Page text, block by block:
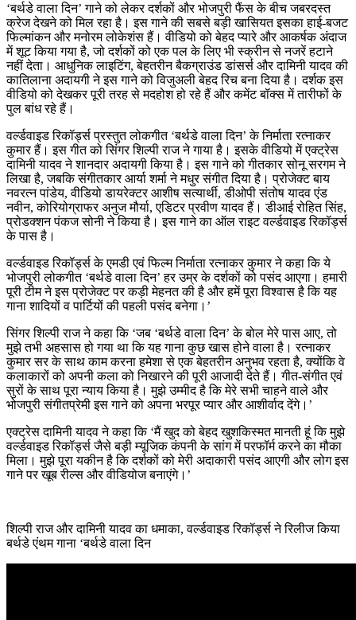
‘बर्थडे वाला दिन’ गाने को लेकर दर्शकों और भोजपुरी फैंस के बीच जबरदस्त
क्रेज देखने को मिल रहा है। इस गाने की सबसे बड़ी खासियत इसका हाई-बजट
फिल्मांकन और मनोरम लोकेशंस हैं। वीडियो को बेहद प्यारे और आकर्षक अंदाज
में शूट किया गया है, जो दर्शकों को एक पल के लिए भी स्क्रीन से नजरें हटाने
नहीं देता। आधुनिक लाइटिंग, बेहतरीन बैकग्राउंड डांसर्स और दामिनी यादव की
कातिलाना अदायगी ने इस गाने को विजुअली बेहद रिच बना दिया है। दर्शक इस
वीडियो को देखकर पूरी तरह से मदहोश हो रहे हैं और कमेंट बॉक्स में तारीफों के
पुल बांध रहे हैं।
वर्ल्डवाइड रिकॉर्ड्स प्रस्तुत लोकगीत ‘बर्थडे वाला दिन’ के निर्माता रत्नाकर
कुमार हैं। इस गीत को सिंगर शिल्पी राज ने गाया है। इसके वीडियो में एक्ट्रेस
दामिनी यादव ने शानदार अदायगी किया है। इस गाने को गीतकार सोनू सरगम ने
लिखा है, जबकि संगीतकार आर्या शर्मा ने मधुर संगीत दिया है। प्रोजेक्ट बाय
नवरत्न पांडेय, वीडियो डायरेक्टर आशीष सत्यार्थी, डीओपी संतोष यादव एंड
नवीन, कोरियोग्राफर अनुज मौर्या, एडिटर प्रवीण यादव हैं। डीआई रोहित सिंह,
प्रोडक्शन पंकज सोनी ने किया है। इस गाने का ऑल राइट वर्ल्डवाइड रिकॉर्ड्स
के पास है।
वर्ल्डवाइड रिकॉर्ड्स के एमडी एवं फिल्म निर्माता रत्नाकर कुमार ने कहा कि ये
भोजपुरी लोकगीत ‘बर्थडे वाला दिन’ हर उम्र के दर्शकों को पसंद आएगा। हमारी
पूरी टीम ने इस प्रोजेक्ट पर कड़ी मेहनत की है और हमें पूरा विश्वास है कि यह
गाना शादियों व पार्टियों की पहली पसंद बनेगा।’
सिंगर शिल्पी राज ने कहा कि ‘जब ‘बर्थडे वाला दिन’ के बोल मेरे पास आए, तो
मुझे तभी अहसास हो गया था कि यह गाना कुछ खास होने वाला है। रत्नाकर
कुमार सर के साथ काम करना हमेशा से एक बेहतरीन अनुभव रहता है, क्योंकि वे
कलाकारों को अपनी कला को निखारने की पूरी आजादी देते हैं। गीत-संगीत एवं
सुरों के साथ पूरा न्याय किया है। मुझे उम्मीद है कि मेरे सभी चाहने वाले और
भोजपुरी संगीतप्रेमी इस गाने को अपना भरपूर प्यार और आशीर्वाद देंगे।’
एक्ट्रेस दामिनी यादव ने कहा कि ‘मैं खुद को बेहद खुशकिस्मत मानती हूं कि मुझे
वर्ल्डवाइड रिकॉर्ड्स जैसे बड़ी म्यूजिक कंपनी के सांग में परफॉर्म करने का मौका
मिला। मुझे पूरा यकीन है कि दर्शकों को मेरी अदाकारी पसंद आएगी और लोग इस
गाने पर खूब रील्स और वीडियोज बनाएंगे।’
शिल्पी राज और दामिनी यादव का धमाका, वर्ल्डवाइड रिकॉर्ड्स ने रिलीज किया
बर्थडे एंथम गाना ‘बर्थडे वाला दिन